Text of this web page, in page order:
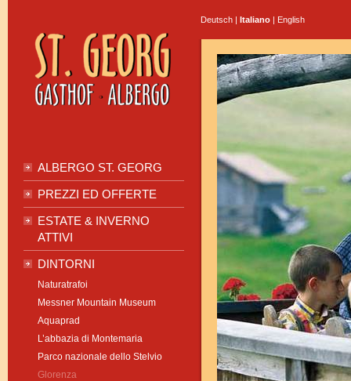
ALBERGO ST. GEORG
PREZZI ED OFFERTE
ESTATE & INVERNO
ATTIVI
DINTORNI
Naturatrafoi
Messner Mountain Museum
Aquaprad
L’abbazia di Montemaria
Parco nazionale dello Stelvio
Glorenza
Deutsch | Italiano | English